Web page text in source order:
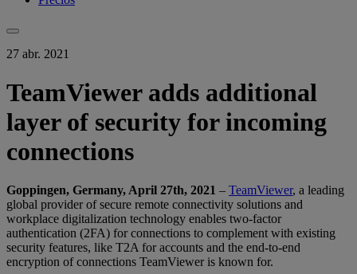
27 abr. 2021
TeamViewer adds additional
layer of security for incoming
connections
Goppingen, Germany, April 27th, 2021 – TeamViewer, a leading
global provider of secure remote connectivity solutions and
workplace digitalization technology enables two-factor
authentication (2FA) for connections to complement with existing
security features, like T2A for accounts and the end-to-end
encryption of connections TeamViewer is known for.